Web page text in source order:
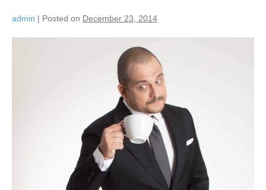
admin | Posted on December 23, 2014